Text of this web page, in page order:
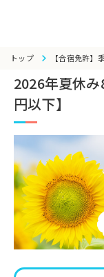
トップ 【合宿免許】
2026年夏休
円以下】